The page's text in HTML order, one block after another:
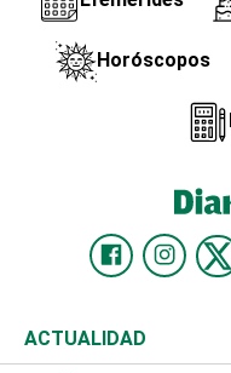
Horóscopos
ACTUALIDAD